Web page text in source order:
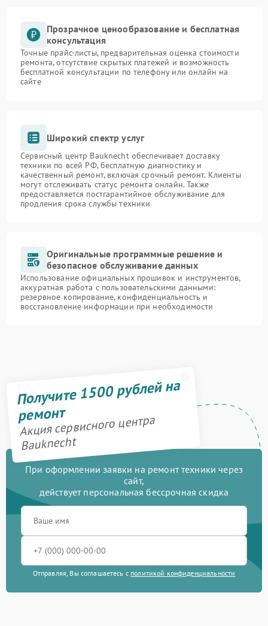
Прозрачное ценообразование и бесплатная
консультация
Точные прайс-листы, предварительная оценка стоимости
ремонта, отсутствие скрытых платежей и возможность
бесплатной консультации по телефону или онлайн на
сайте
Широкий спектр услуг
Сервисный центр Bauknecht обеспечивает доставку
техники по всей РФ, бесплатную диагностику и
качественный ремонт, включая срочный ремонт. Клиенты
могут отслеживать статус ремонта онлайн. Также
предоставляется постгарантийное обслуживание для
продления срока службы техники
Оригинальные программные решение и
безопасное обслуживание данных
Использование официальных прошивок и инструментов,
аккуратная работа с пользовательскими данными:
резервное копирование, конфиденциальность и
восстановление информации при необходимости
Получите 1500 рублей на
ремонт
Акция сервисного центра
Bauknecht
При оформлении заявки на ремонт техники через
сайт,
действует персональная бессрочная скидка
Отправляя, Вы соглашаетесь с политикой конфиденциальности